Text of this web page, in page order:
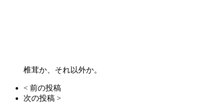
椎茸か、それ以外か。
< 前の投稿
次の投稿 >